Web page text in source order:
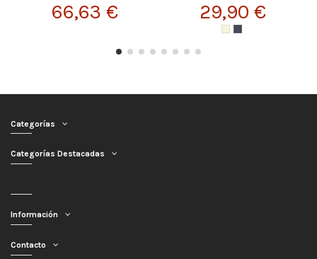
66,63 € 29,90 €
Categorías
Categorías Destacadas
Información
Contacto